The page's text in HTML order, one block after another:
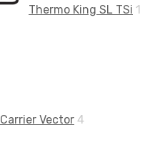
Thermo King SL TSi 1
Carrier Vector 4